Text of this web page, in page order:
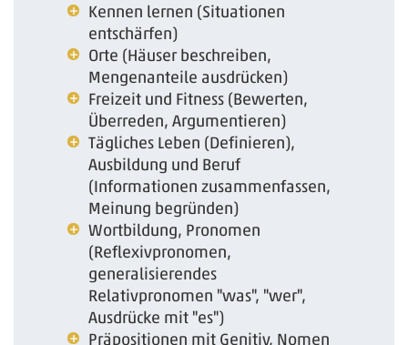
Kennen lernen (Situationen
entschärfen)
Orte (Häuser beschreiben,
Mengenanteile ausdrücken)
Freizeit und Fitness (Bewerten,
Überreden, Argumentieren)
Tägliches Leben (Definieren),
Ausbildung und Beruf
(Informationen zusammenfassen,
Meinung begründen)
Wortbildung, Pronomen
(Reflexivpronomen,
generalisierendes
Relativpronomen "was", "wer",
Ausdrücke mit "es")
Präpositionen mit Genitiv, Nomen